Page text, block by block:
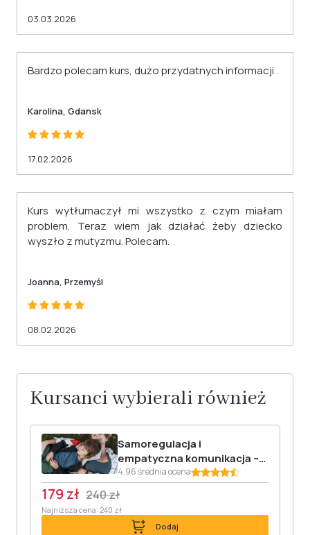
03.03.2026
Bardzo polecam kurs, dużo przydatnych informacji .
Karolina, Gdansk
17.02.2026
Kurs wytłumaczył mi wszystko z czym miałam
problem. Teraz wiem jak działać żeby dziecko
wyszło z mutyzmu. Polecam.
Joanna, Przemyśl
08.02.2026
Kursanci wybierali również
Samoregulacja i
empatyczna komunikacja –
jak wspierać dzieci, gdy
emocje biorą górę
4.96 średnia ocena
179 zł 240 zł
Najniższa cena: 240 zł
Dodaj